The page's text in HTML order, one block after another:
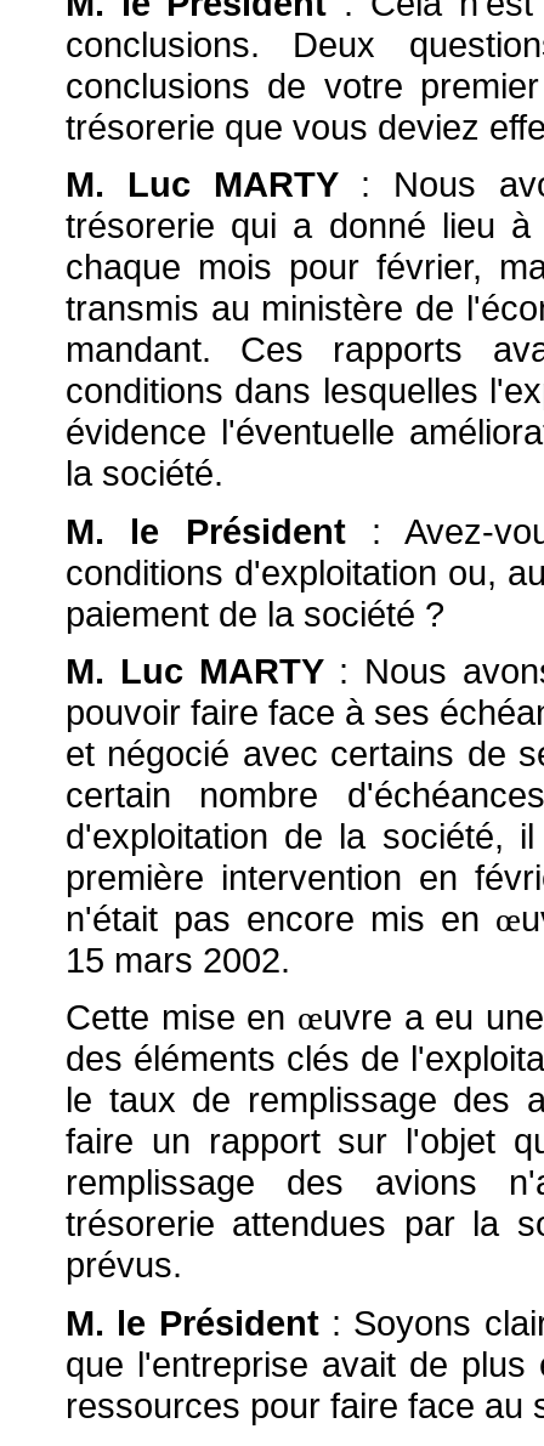
conclusions. Deux
conclusions de votre
trésorerie que vous deviez
M. Luc MARTY : Nous
trésorerie qui a donné lieu
chaque mois pour février,
transmis au ministère de
mandant. Ces rapports
conditions dans lesquelles
évidence l'éventuelle
la société.
M. le Président: Avez-
conditions d'exploitation ou,
paiement de la société ?
M. Luc MARTY: Nous
pouvoir faire face à ses
et négocié avec certains de
certain nombre
d'exploitation de la société,
première intervention en
n'était pas encore mis en œ
15 mars 2002.
Cette mise en œuvre a eu
des éléments clés de
le taux de remplissage des
faire un rapport sur l'objet
remplissage des avions
trésorerie attendues par la
prévus.
M. le Président: Soyons
que l'entreprise avait de
ressources pour faire face au